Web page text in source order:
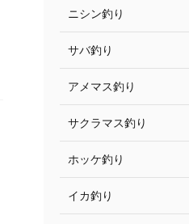
ニシン釣り
サバ釣り
アメマス釣り
サクラマス釣り
ホッケ釣り
イカ釣り